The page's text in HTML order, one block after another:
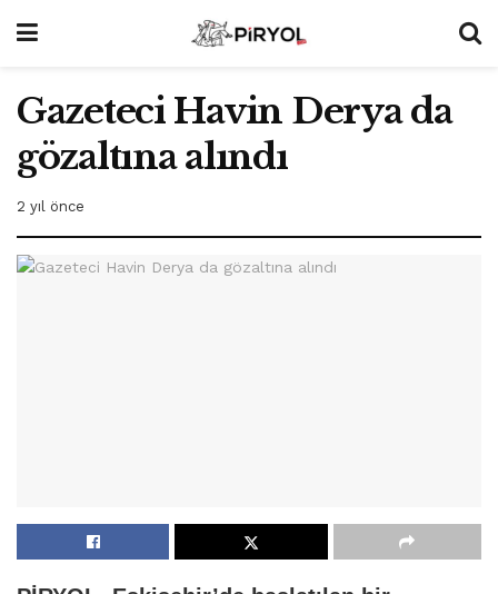
Gazeteci Havin Derya da
gözaltına alındı
2 yıl önce